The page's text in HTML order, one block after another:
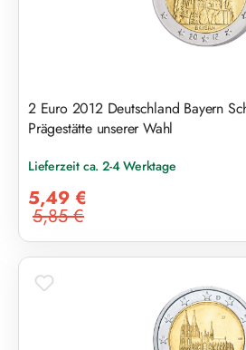
2 Euro 2012 Deutschland Bayern
Prägestätte unserer Wahl
Lieferzeit ca. 2-4 Werktage
5,49 €
Regulärer Preis:
5,85 €